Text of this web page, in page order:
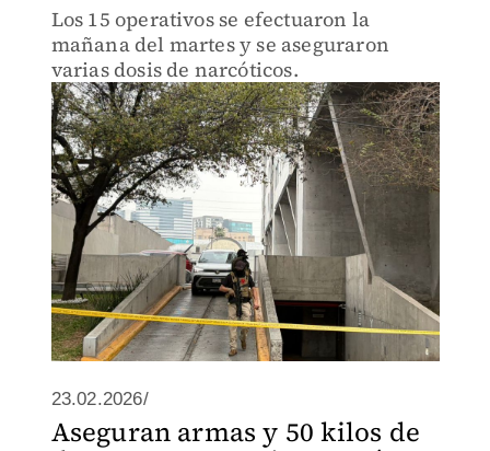
Los 15 operativos se efectuaron la
mañana del martes y se aseguraron
varias dosis de narcóticos.
23.02.2026/
Aseguran armas y 50 kilos de